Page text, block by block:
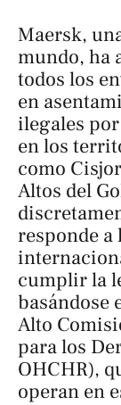
Maersk,
mundo, ha
todos los
en
ilegales
en los
como
Altos del
responde a
cumplir la
basándose
Alto
para los
OHCHR),
operan en